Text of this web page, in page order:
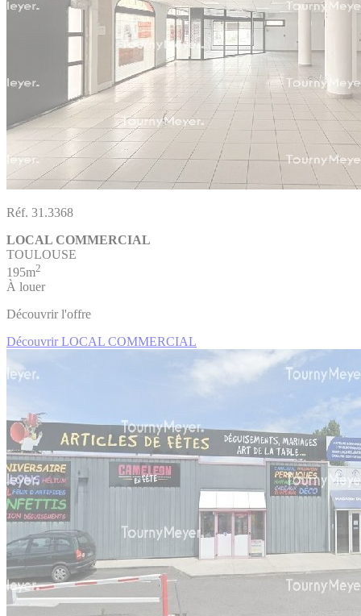
Réf. 31.3368
LOCAL COMMERCIAL
TOULOUSE
195m2
À louer
Découvrir l'offre
Découvrir LOCAL COMMERCIAL